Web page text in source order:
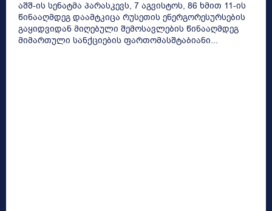
აშშ-ის სენატმა პარასკევს, 7 აგვისტოს, 86 ხმით 11-ის
წინააღმდეგ დაამტკიცა რუსეთის ენერგორესურსების
გაყიდვიდან მიღებული შემოსავლების წინააღმდეგ
მიმართული სანქციების ფართომასშტაბიანი...